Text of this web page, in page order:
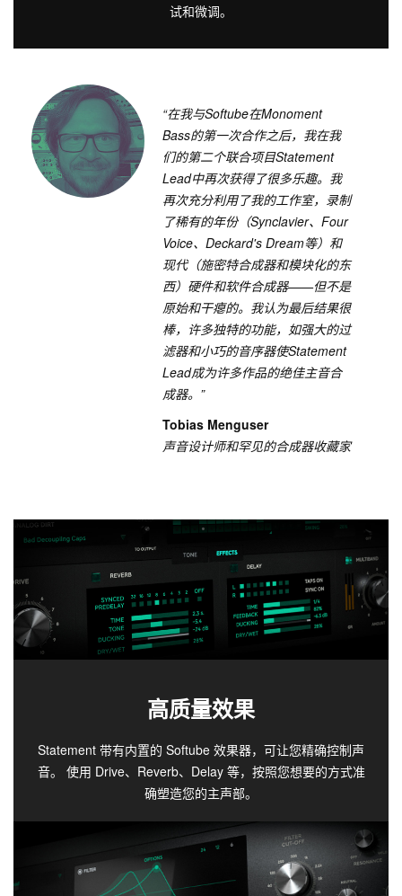
试和微调。
“在我与Softube在Monoment
Bass的第一次合作之后，我在我
们的第二个联合项目Statement
Lead中再次获得了很多乐趣。我
再次充分利用了我的工作室，录制
了稀有的年份（Synclavier、 Four
Voice、 Deckard's Dream等） 和
现代（施密特合成器和模块化的东
西）硬件和软件合成器——但不是
原始和干瘪的。我认为最后结果很
棒，许多独特的功能，如强大的过
滤器和小巧的音序器使Statement
Lead成为许多作品的绝佳主音合
成器。”
Tobias Menguser
声音设计师和罕见的合成器收藏家
高质量效果
Statement 带有内置的 Softube 效果器，可让您精确控制声
音。 使用 Drive、Reverb、Delay 等，按照您想要的方式准
确塑造您的主声部。